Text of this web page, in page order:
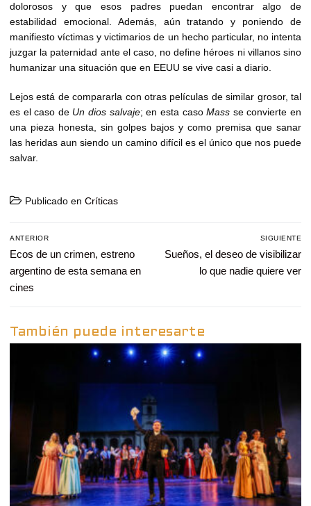
dolorosos y que esos padres puedan encontrar algo de
estabilidad emocional. Además, aún tratando y poniendo de
manifiesto víctimas y victimarios de un hecho particular, no intenta
juzgar la paternidad ante el caso, no define héroes ni villanos sino
humanizar una situación que en EEUU se vive casi a diario.
Lejos está de compararla con otras películas de similar grosor, tal
es el caso de Un dios salvaje; en esta casoMass se convierte en
una pieza honesta, sin golpes bajos y como premisa que sanar
las heridas aun siendo un camino difícil es el único que nos puede
salvar.
Publicado en Críticas
Navegación
de
entradas
ANTERIOR
Entrada
anterior:
Ecos de un crimen, estreno
argentino de esta semana en
cines
SIGUIENTE
Entrada
siguiente:
Sueños, el deseo de visibilizar
lo que nadie quiere ver
También puede interesarte